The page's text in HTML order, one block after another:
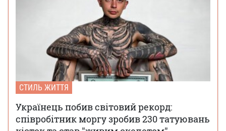
СТИЛЬ ЖИТТЯ
Українець побив світовий рекорд:
співробітник моргу зробив 230 татуювань